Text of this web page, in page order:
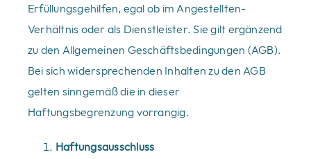
Erfüllungsgehilfen, egal ob im Angestellten-
Verhältnis oder als Dienstleister. Sie gilt ergänzend
zu den Allgemeinen Geschäftsbedingungen (AGB).
Bei sich widersprechenden Inhalten zu den AGB
gelten sinngemäß die in dieser
Haftungsbegrenzung vorrangig.
Haftungsausschluss